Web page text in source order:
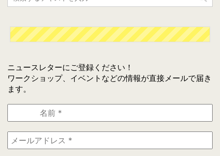
ニュースレターにご登録ください！
ワークショップ、イベントなどの情報が直接メールで届き
ます。
前
*
ー